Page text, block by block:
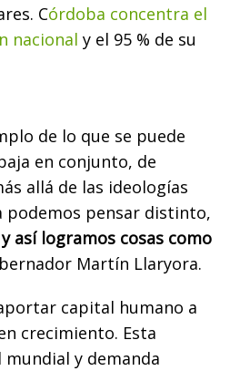
Córdoba concentra el
nacional y el 95 % de su
de lo que se puede
en conjunto, de
allá de las ideologías
podemos pensar distinto,
así logramos cosas como
Martín Llaryora.
capital humano a
crecimiento. Esta
y demanda